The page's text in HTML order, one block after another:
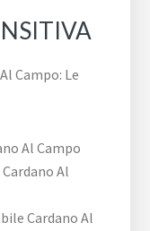
Al Campo
Al
Cardano Al